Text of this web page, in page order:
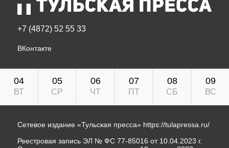
+7 (4872) 52 55 33
ВКонтакте
04
ВТ
05
СР
06
ЧТ
07
ПТ
08
СБ
09
ВС
Сетевое издание «Тульская пресса» https://tulapressa.ru/
Реестровая запись ЭЛ № ФС 77-85016 от 10.04.2023 г.